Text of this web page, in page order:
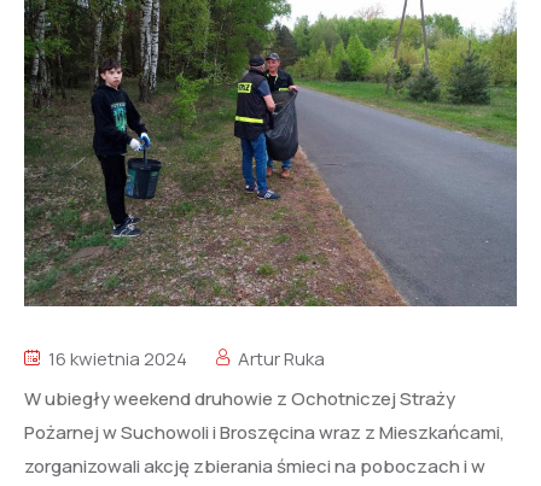
16 kwietnia 2024
Artur Ruka
W ubiegły weekend druhowie z Ochotniczej Straży
Pożarnej w Suchowoli i Broszęcina wraz z Mieszkańcami,
zorganizowali akcję zbierania śmieci na poboczach i w